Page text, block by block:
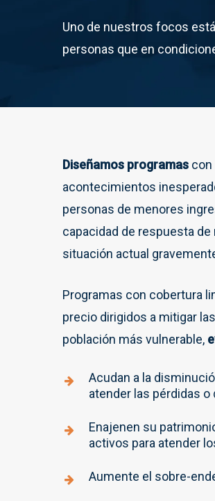
Uno de nuestros focos
personas que en
Diseñamos programas con
acontecimientos
personas de menores
capacidad de respuesta
situación actual
Programas con cobertura
precio dirigidos a mitigar
población más vulnerable,
Acudan a la
atender las pérdidas
Enajenen su
activos para atender
Aumente el sobre-